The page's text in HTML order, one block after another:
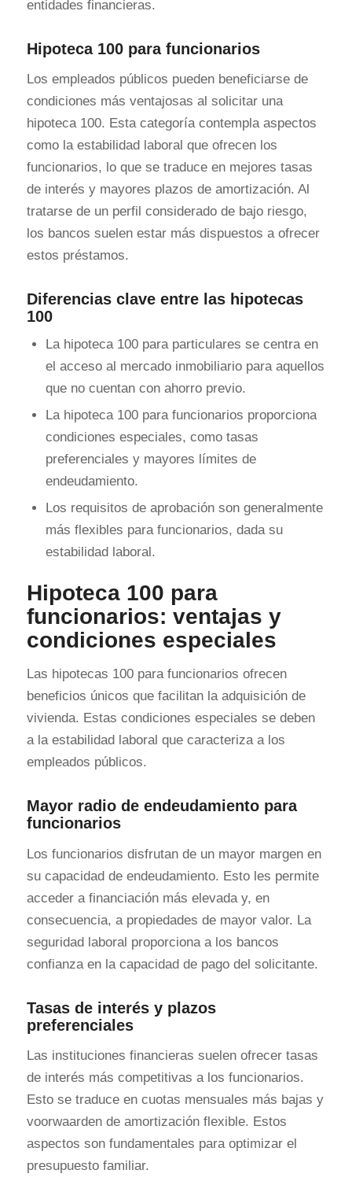
entidades financieras.
Hipoteca 100 para funcionarios
Los empleados públicos pueden beneficiarse de
condiciones más ventajosas al solicitar una
hipoteca 100. Esta categoría contempla aspectos
como la estabilidad laboral que ofrecen los
funcionarios, lo que se traduce en mejores tasas
de interés y mayores plazos de amortización. Al
tratarse de un perfil considerado de bajo riesgo,
los bancos suelen estar más dispuestos a ofrecer
estos préstamos.
Diferencias clave entre las hipotecas
100
La hipoteca 100 para particulares se centra en
el acceso al mercado inmobiliario para aquellos
que no cuentan con ahorro previo.
La hipoteca 100 para funcionarios proporciona
condiciones especiales, como tasas
preferenciales y mayores límites de
endeudamiento.
Los requisitos de aprobación son generalmente
más flexibles para funcionarios, dada su
estabilidad laboral.
Hipoteca 100 para
funcionarios: ventajas y
condiciones especiales
Las hipotecas 100 para funcionarios ofrecen
beneficios únicos que facilitan la adquisición de
vivienda. Estas condiciones especiales se deben
a la estabilidad laboral que caracteriza a los
empleados públicos.
Mayor radio de endeudamiento para
funcionarios
Los funcionarios disfrutan de un mayor margen en
su capacidad de endeudamiento. Esto les permite
acceder a financiación más elevada y, en
consecuencia, a propiedades de mayor valor. La
seguridad laboral proporciona a los bancos
confianza en la capacidad de pago del solicitante.
Tasas de interés y plazos
preferenciales
Las instituciones financieras suelen ofrecer tasas
de interés más competitivas a los funcionarios.
Esto se traduce en cuotas mensuales más bajas y
voorwaarden de amortización flexible. Estos
aspectos son fundamentales para optimizar el
presupuesto familiar.